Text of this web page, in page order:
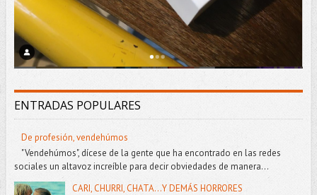
ENTRADAS POPULARES
De profesión, vendehúmos
"Vendehúmos", dícese de la gente que ha encontrado en las redes
sociales un altavoz increíble para decir obviedades de manera...
CARI, CHURRI, CHATA...Y DEMÁS HORRORES